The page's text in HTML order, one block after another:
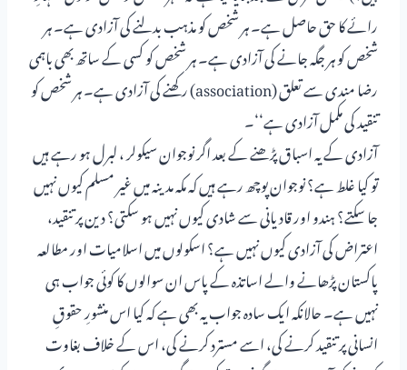
رائے کا حق حاصل ہے۔ ہر شخص کو مذہب بدلنے کی آزادی ہے۔ ہر
شخص کو ہر جگہ جانے کی آزادی ہے۔ ہر شخص کو کسی کے ساتھ بھی باہمی
رضا مندی سے تعلق (association) رکھنے کی آزادی ہے۔ ہر شخص کو
تنقید کی مکمل آزادی ہے‘‘۔
آزادی کے یہ اسباق پڑھنے کے بعد اگر نوجوان سیکولر ، لبرل ہو رہے ہیں
تو کیا غلط ہے؟ نوجوان پوچھ رہے ہیں کہ مکہ مدینہ میں غیر مسلم کیوں نہیں
جا سکتے؟ ہندو اور قادیانی سے شادی کیوں نہیں ہو سکتی؟ دین پر تنقید،
اعتراض کی آزادی کیوں نہیں ہے؟ اسکولوں میں اسلامیات اور مطالعہ
پاکستان پڑھانے والے اساتذہ کے پاس ان سوالوں کا کوئی جواب ہی
نہیں ہے۔ حالانکہ ایک سادہ جواب یہ بھی ہے کہ کیا اس منشورِ حقوقِ
انسانی پر تنقید کرنے کی، اسے مسترد کرنے کی، اس کے خلاف بغاوت